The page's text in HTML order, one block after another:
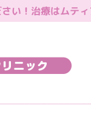
い！治療はムテ